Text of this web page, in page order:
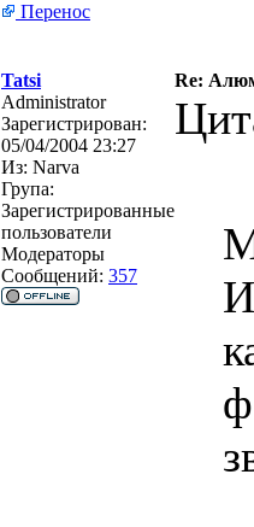
Перенос
Tatsi
Re:
Administrator
Зарегистрирован:
05/04/2004 23:27
Из: Narva
Група:
Зарегистрированные
пользователи
Модераторы
Сообщений: 357